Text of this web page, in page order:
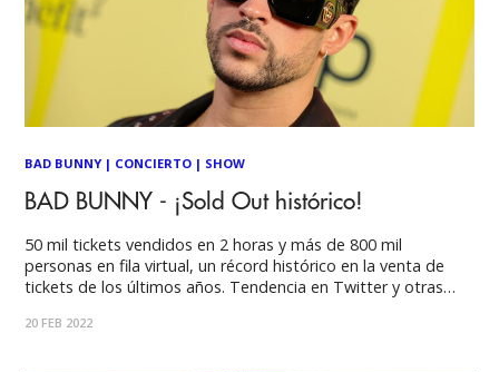
BAD BUNNY| CONCIERTO | SHOW
BAD BUNNY - ¡Sold Out histórico!
50 mil tickets vendidos en 2 horas y más de 800 mil
personas en fila virtual, un récord histórico en la venta de
tickets de los últimos años. Tendencia en Twitter y otras
agotando las localidades para su show del 28
20 FEB 2022